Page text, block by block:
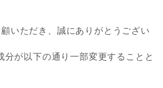
いただき、誠にありがとうござい
分が以下の通り一部変更することと